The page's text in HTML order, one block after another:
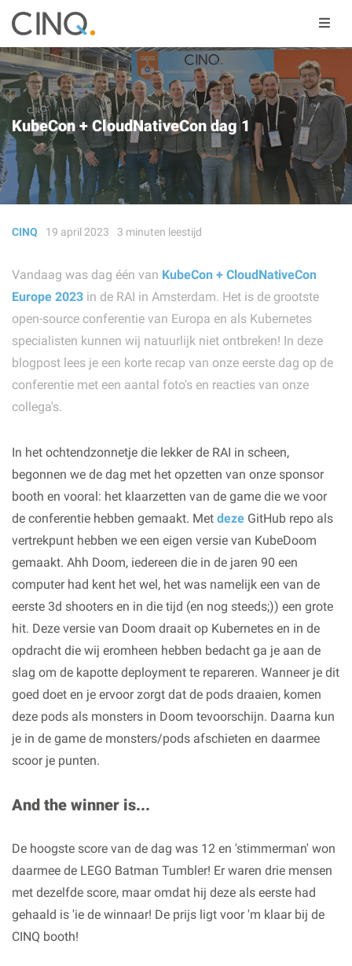
KubeCon + CloudNativeCon dag 1
CINQ 19 april 2023 3 minuten leestijd
Vandaag was dag één van KubeCon + CloudNativeCon
Europe 2023 in de RAI in Amsterdam. Het is de grootste
open-source conferentie van Europa en als Kubernetes
specialisten kunnen wij natuurlijk niet ontbreken! In deze
blogpost lees je een korte recap van onze eerste dag op de
conferentie met een aantal foto's en reacties van onze
collega's.
In het ochtendzonnetje die lekker de RAI in scheen,
begonnen we de dag met het opzetten van onze sponsor
booth en vooral: het klaarzetten van de game die we voor
de conferentie hebben gemaakt. Met deze GitHub repo als
vertrekpunt hebben we een eigen versie van KubeDoom
gemaakt. Ahh Doom, iedereen die in de jaren 90 een
computer had kent het wel, het was namelijk een van de
eerste 3d shooters en in die tijd (en nog steeds;)) een grote
hit. Deze versie van Doom draait op Kubernetes en in de
opdracht die wij eromheen hebben bedacht ga je aan de
slag om de kapotte deployment te repareren. Wanneer je dit
goed doet en je ervoor zorgt dat de pods draaien, komen
deze pods als monsters in Doom tevoorschijn. Daarna kun
je in de game de monsters/pods afschieten en daarmee
scoor je punten.
And the winner is...
De hoogste score van de dag was 12 en 'stimmerman' won
daarmee de LEGO Batman Tumbler! Er waren drie mensen
met dezelfde score, maar omdat hij deze als eerste had
gehaald is 'ie de winnaar! De prijs ligt voor 'm klaar bij de
CINQ booth!